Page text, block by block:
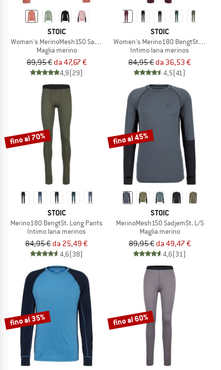
STOIC
Women's MerinoMesh150 SadjemSt. L/S
Maglia merino
89,95 € da 47,67 €
4,9(29)
STOIC
Women's Merino180 BengtSt. Long
Intimo lana merinos
84,95 € da 36,53 €
4,5(41)
fino al 70%
STOIC
Merino180 BengtSt. Long Pants
Intimo lana merinos
84,95 € da 25,49 €
4,6(38)
fino al 45%
STOIC
MerinoMesh150 SadjemSt. L/S
Maglia merino
89,95 € da 49,47 €
4,6(31)
fino al 35% fino al 60%